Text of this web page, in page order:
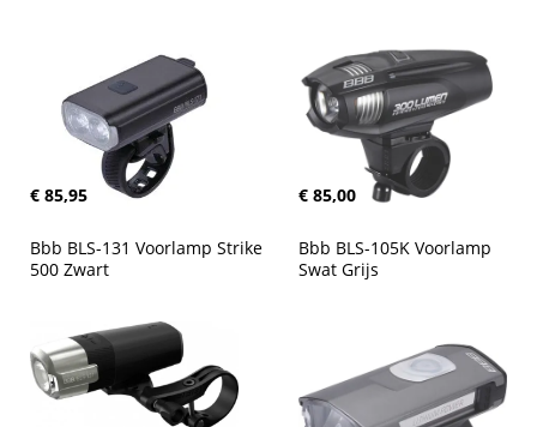
€ 85,95 € 85,00
Bbb BLS-131 Voorlamp Strike
500 Zwart
Bbb BLS-105K Voorlamp
Swat Grijs